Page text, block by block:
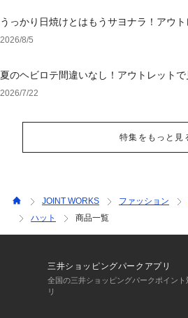
うっかり日焼けとはもうサヨナラ！アウ
ェア
2026/8/5
夏のヘビロテ間違いなし！アウトレット
ション
2026/7/22
特集をもっと見
JOINT WORKS ファッション
ハット
商品一覧
三井ショッピングパークアプリ
全国の三井ショッピングパークポイン
リ